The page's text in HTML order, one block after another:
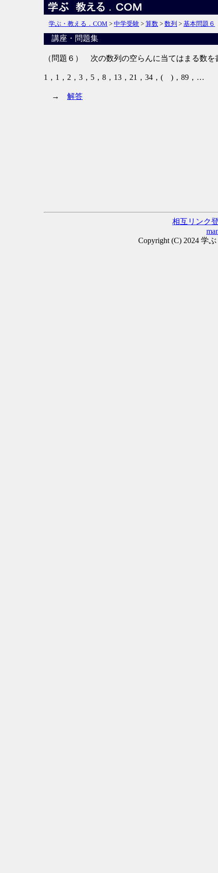
学ぶ・教える．COM > 中学受験 > 算数 > 数列 > 基本問題６
講座・問題集
（問題６） 次の数列の空らんに当てはまる数を
1，1，2，3，5，8，13，21，34，( )，89，…
→ 解答
相互リンク
Copyright (C) 2024 学